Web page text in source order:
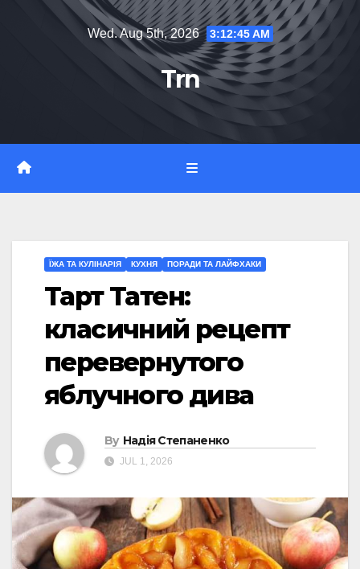
Wed. Aug 5th, 2026 3:12:46 AM
Trn
ЇЖА ТА КУЛІНАРІЯ КУХНЯ ПОРАДИ ТА ЛАЙФХАКИ
Тарт Татен:
класичний рецепт
перевернутого
яблучного дива
By Надія Степаненко
JUL 1, 2026